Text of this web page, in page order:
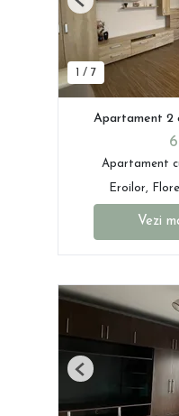
1 / 7
Previous
Apartament 2
Apartament
Eroilor,
Vezi
Previous